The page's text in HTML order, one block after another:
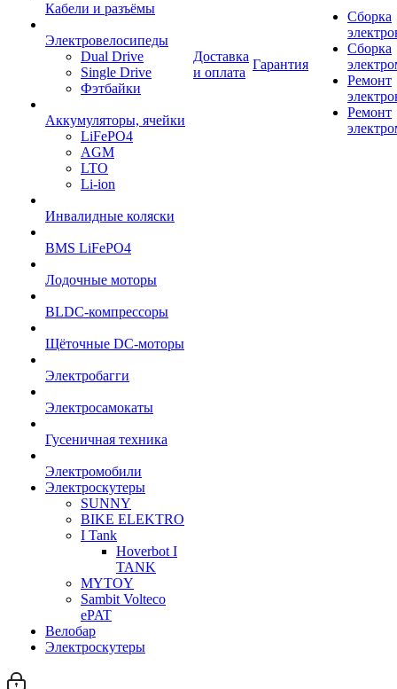
Кабели и разъёмы
Электровелосипеды
Dual Drive
Single Drive
Фэтбайки
Аккумуляторы, ячейки
LiFePO4
AGM
LTO
Li-ion
Инвалидные коляски
BMS LiFePO4
Лодочные моторы
BLDC-компрессоры
Щёточные DC-моторы
Электробагги
Электросамокаты
Гусеничная техника
Электромобили
Электроскутеры
SUNNY
BIKE ELEKTRO
I Tank
Hoverbot I
TANK
MYTOY
Sambit Volteco
ePAT
Велобар
Электроскутеры
Доставка
и оплата
Гарантия
Сборка
Сборка
Ремонт
Ремонт